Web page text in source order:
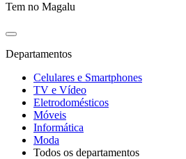
Tem no Magalu
Departamentos
Celulares e Smartphones
TV e Vídeo
Eletrodomésticos
Móveis
Informática
Moda
Todos os departamentos